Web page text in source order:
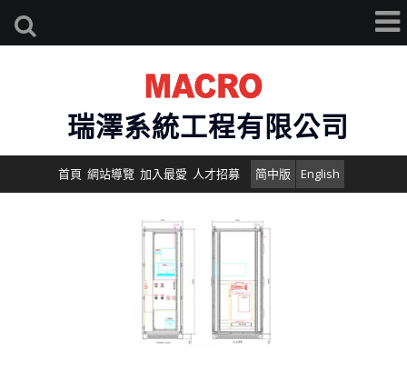
瑞澤系統工程有限公司
首頁 網站導覽 加入最愛 人才招募 简中版 English